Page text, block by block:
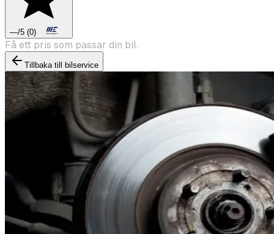
—/5 (0)
Boka däckbyte eller montering inför vintern.
Tillbaka till bilservice